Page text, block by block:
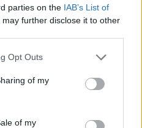
parties on the IAB’s List of
may further disclose it to other
Opt Outs
of my
of my
články